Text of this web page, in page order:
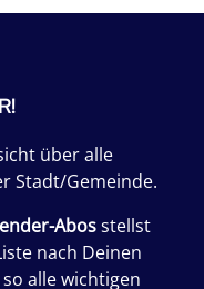
über alle
Stadt/Gemeinde.
Abosstellst
nach Deinen
alle wichtigen